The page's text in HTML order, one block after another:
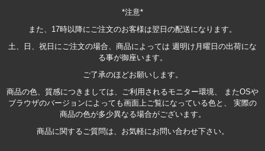
*注意*
また、17時以降にご注文のお客様は翌日の配送になります。
土、日、祝日にご注文の場合、商品によっては 週明け月曜日の出荷にな
る事が御座います。
ご了承のほどお願いします。
商品の色、質感につきましては、ご利用されるモニター環境、 またOSや
ブラウザのバージョンによっても画面上ご覧になっている色と、 実際の
商品の色が多少異なる場合がございます。
商品に関するご質問は、お気軽にお問い合わせ下さい。